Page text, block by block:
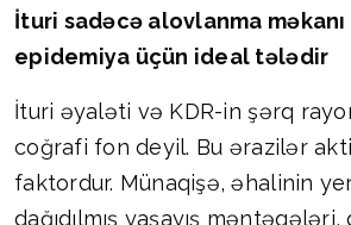
İturi sadəcə alovlanma
epidemiya üçün ideal tələdir
İturi əyaləti və KDR-in şərq
coğrafi fon deyil. Bu ərazilər
faktordur. Münaqişə, əhalinin
dağıdılmış yaşayış